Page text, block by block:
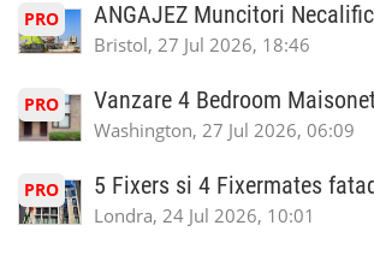
PRO ANGAJEZ Muncitori
Bristol, 27 Jul 2026, 18:46
PRO Vanzare 4 Bedroom
Washington, 27 Jul 2026, 06:09
PRO 5 Fixers si 4 Fixermates
Londra, 24 Jul 2026, 10:01